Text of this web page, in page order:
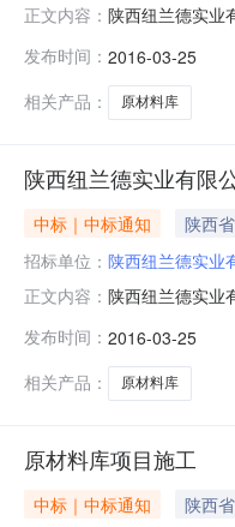
正文内容： 陕西纽兰德实业
请于2016年3月
司招标代理机构
发布时间： 2016-03-25
相关产品：
原材料库
陕西纽兰德实业有限
中标｜中标通知 陕西
招标单位： 陕西纽兰德实业
正文内容： 陕西纽兰德实业
标候选人：第一
人：郭建民联系
发布时间： 2016-03-25
相关产品：
原材料库
原材料库项目施工
中标｜中标通知
陕西